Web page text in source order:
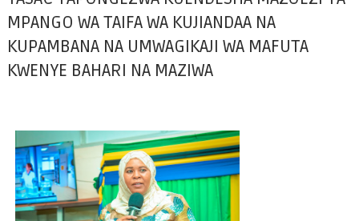
MPANGO WA TAIFA WA KUJIANDAA NA
KUPAMBANA NA UMWAGIKAJI WA MAFUTA
KWENYE BAHARI NA MAZIWA